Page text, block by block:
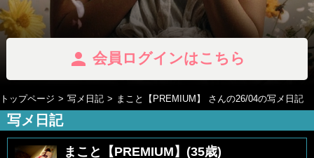
person 会員ログインはこちら
トップページ 写メ日記 まこと【PREMIUM】 さんの26/04の写メ日記
写メ日記
まこと【PREMIUM】(35歳)